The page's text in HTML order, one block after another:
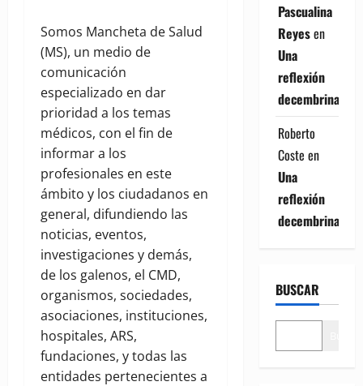
Somos Mancheta de Salud
(MS), un medio de
comunicación
especializado en dar
prioridad a los temas
médicos, con el fin de
informar a los
profesionales en este
ámbito y los ciudadanos en
general, difundiendo las
noticias, eventos,
investigaciones y demás,
de los galenos, el CMD,
organismos, sociedades,
asociaciones, instituciones,
hospitales, ARS,
fundaciones, y todas las
entidades pertenecientes a
Pascualina
Reyesen
Una
reflexión
decembrina
Roberto
Coste en
Una
reflexión
decembrina
BUSCAR